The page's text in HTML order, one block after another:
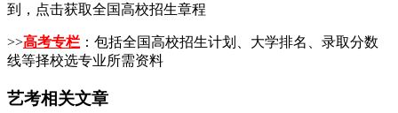
到，点击获取全国高校招生章程
>>高考专栏 ：包括全国高校招生计划、大学排名、录取分数
线等择校选专业所需资料
艺考相关文章